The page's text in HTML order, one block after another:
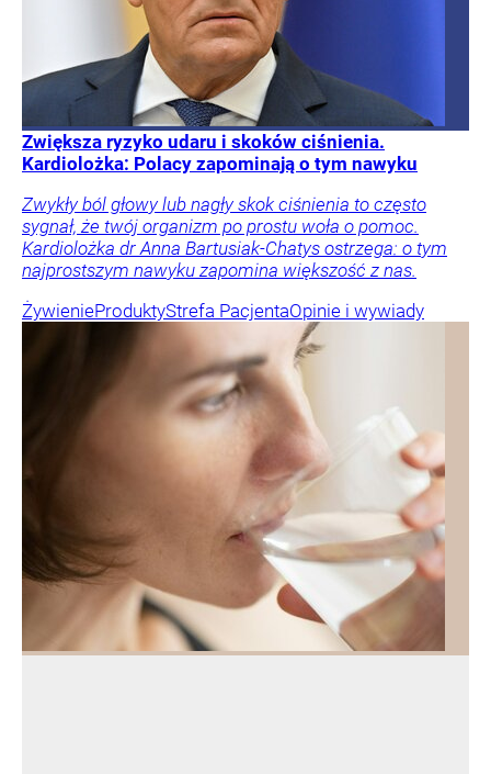
Zwiększa ryzyko udaru i skoków ciśnienia.
Kardiolożka: Polacy zapominają o tym nawyku
Zwykły ból głowy lub nagły skok ciśnienia to często
sygnał, że twój organizm po prostu woła o pomoc.
Kardiolożka dr Anna Bartusiak-Chatys ostrzega: o tym
najprostszym nawyku zapomina większość z nas.
ŻywienieProduktyStrefa PacjentaOpinie i wywiady